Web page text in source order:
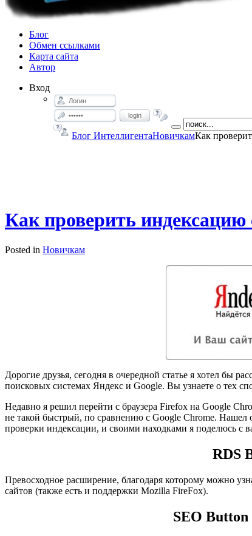
Блог
Обмен ссылками
Карта сайта
Автор
Вход
login
Блог ИнтеллигентаНовичкамКак
Как проверить
Posted in Новичкам
Дорогие друзья, сегодня в очередной статье я хотел бы
поисковых системах Яндекс и Google. Вы узнаете о тех
Недавно я решил перейти с браузера Firefox на Google
не такой быстрый, по сравнению с Google Chrome. Нашел
проверки индексации, и своими находками я поделюсь с
RDS
Превосходное расширение, благодаря которому можно
сайтов (также есть и поддержки Mozilla FireFox).
SEO